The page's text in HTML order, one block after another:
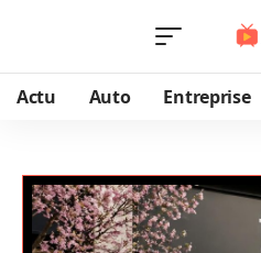
Actu Auto Entreprise